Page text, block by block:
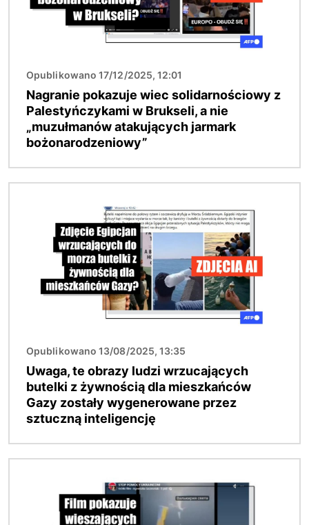
Opublikowano 17/12/2025, 12:01
Nagranie pokazuje wiec solidarnościowy z
Palestyńczykami w Brukseli, a nie
„muzułmanów atakujących jarmark
bożonarodzeniowy”
Opublikowano 13/08/2025, 13:35
Uwaga, te obrazy ludzi wrzucających
butelki z żywnością dla mieszkańców
Gazy zostały wygenerowane przez
sztuczną inteligencję